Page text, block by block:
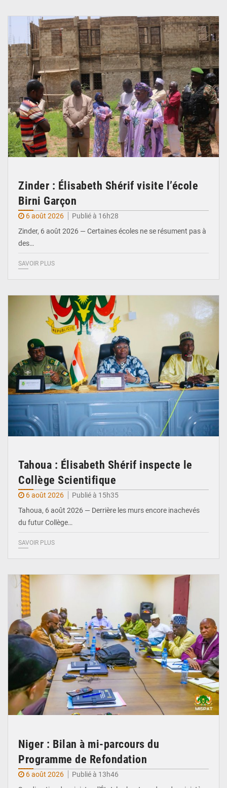
Zinder : Élisabeth Shérif visite l’école
Birni Garçon
6 août 2026
Publié à 16h28
Zinder, 6 août 2026 — Certaines écoles ne se résument pas à
des…
SAVOIR PLUS
Tahoua : Élisabeth Shérif inspecte le
Collège Scientifique
6 août 2026
Publié à 15h35
Tahoua, 6 août 2026 — Derrière les murs encore inachevés
du futur Collège…
SAVOIR PLUS
Niger : Bilan à mi-parcours du
Programme de Refondation
6 août 2026
Publié à 13h46